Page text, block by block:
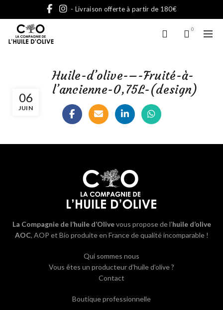
- Livraison offerte à partir de 180€
0
06
JUIN
Huile-d’olive-–-Fruité-à-
l’ancienne-0,75L-(design)
La Compagnie de l’huile d’Olivevous propose de l’huile d’olive
AOC, AOP et Bio produite en France de qualité incomparable !
Qui sommes nous
Vous êtes un producteur d’huile d’olive ?
Contact
Boutique professionnelle